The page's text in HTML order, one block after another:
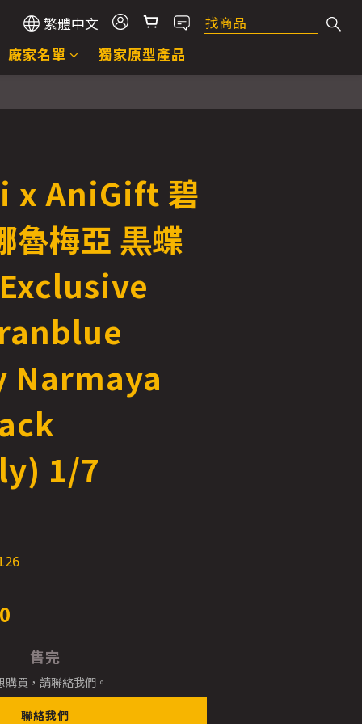
繁體中文
廠家名單 獨家原型產品
x AniGift 碧
魯梅亞 黒蝶
Narmaya
1/7
售完
購買，請聯絡我們。
聯絡我們